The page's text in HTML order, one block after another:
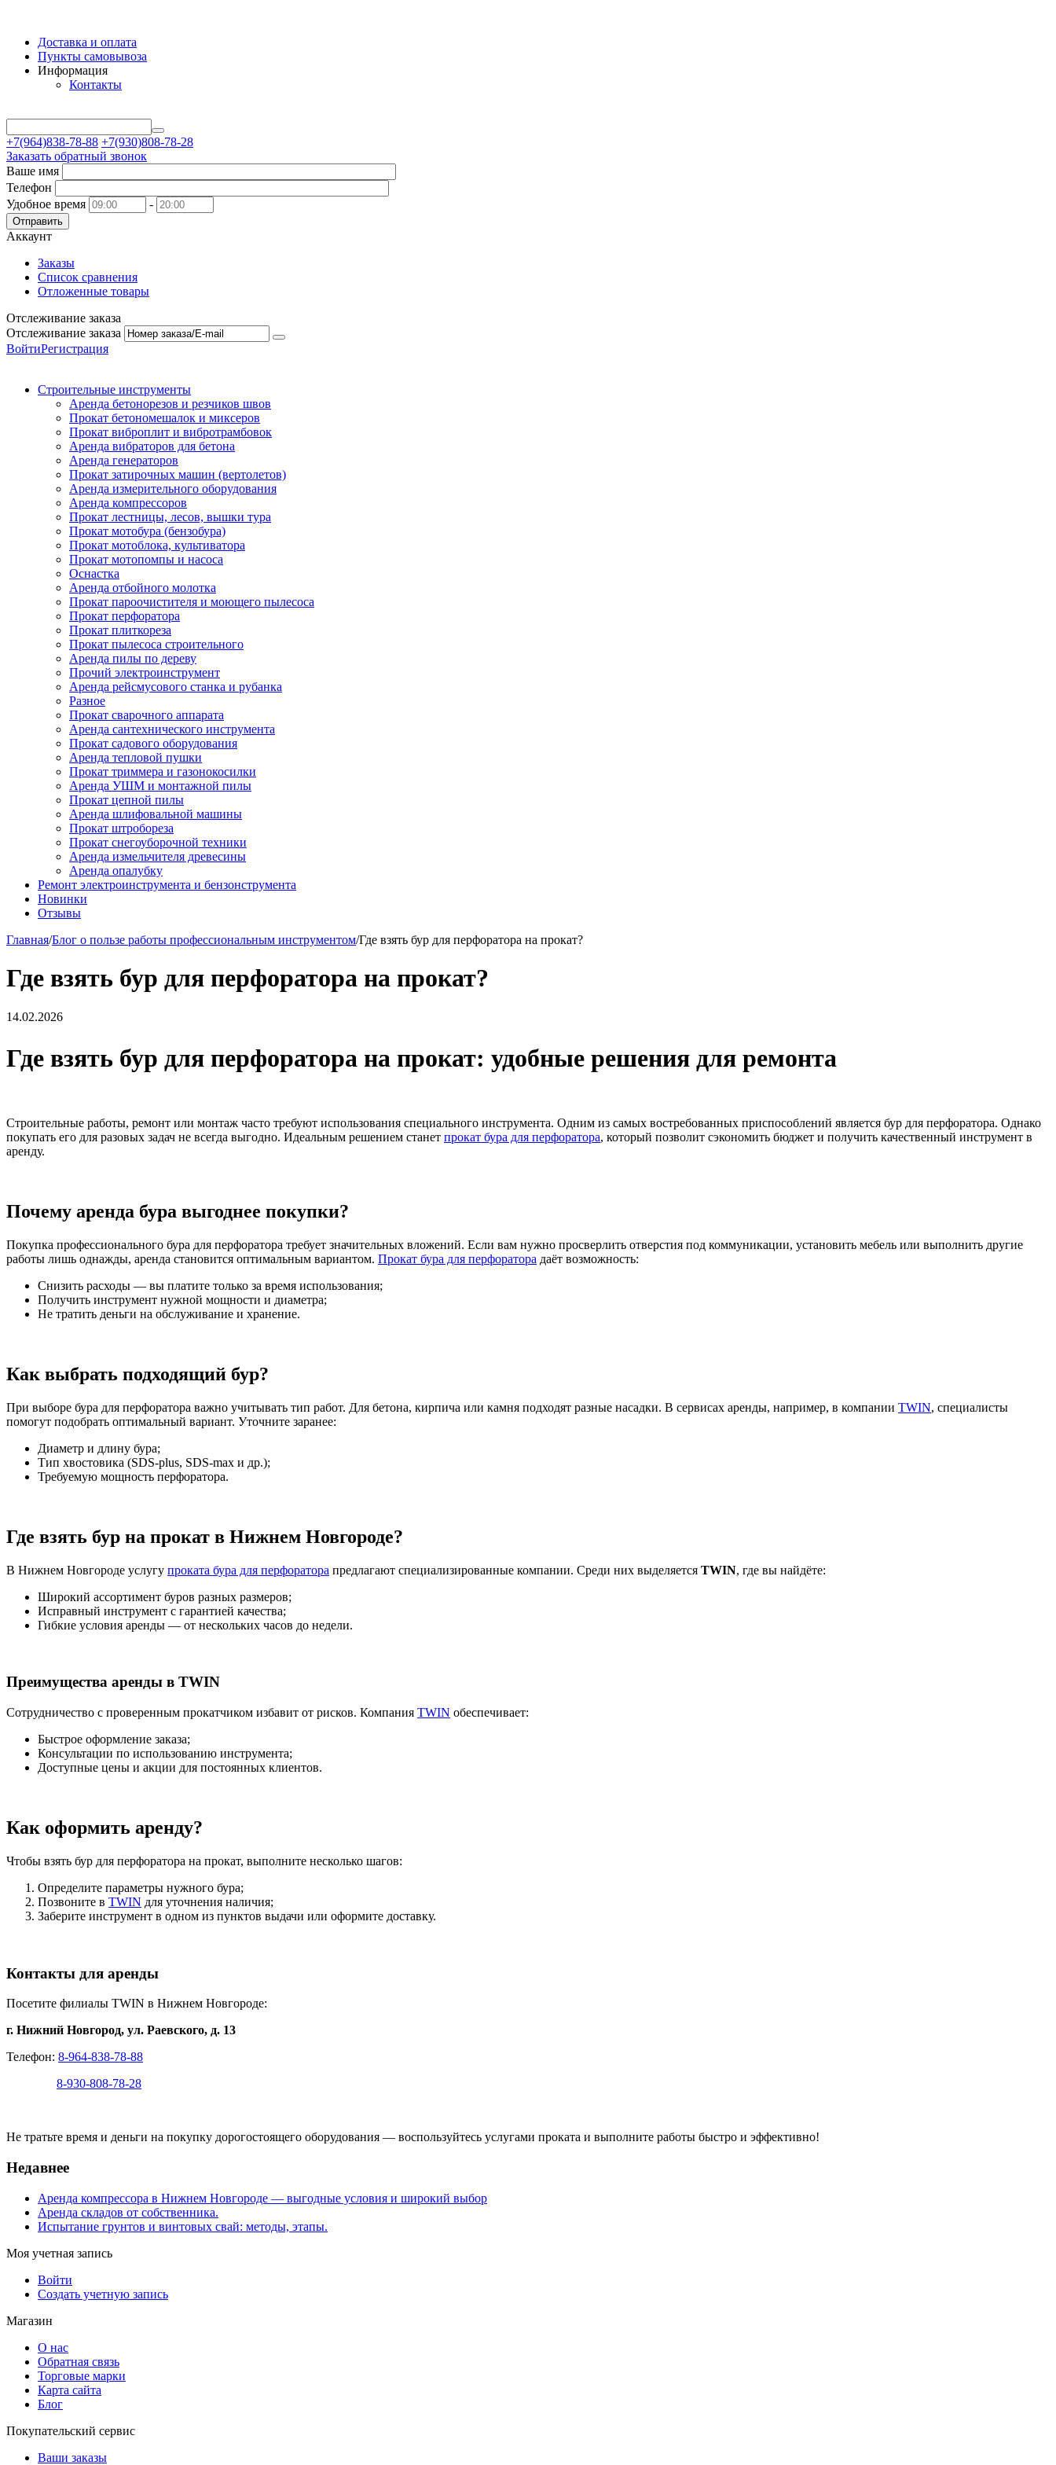
Доставка и оплата
Пункты самовывоза
Информация
Контакты
+7(964)838-78-88 +7(930)808-78-28
Заказать обратный звонок
Ваше имя
Телефон
Удобное время
-
Отправить
Аккаунт
Заказы
Список сравнения
Отложенные товары
Отслеживание заказа
Отслеживание заказа
ВойтиРегистрация
Строительные инструменты
Аренда бетонорезов и резчиков швов
Прокат бетономешалок и миксеров
Прокат виброплит и вибротрамбовок
Аренда вибраторов для бетона
Аренда генераторов
Прокат затирочных машин (вертолетов)
Аренда измерительного оборудования
Аренда компрессоров
Прокат лестницы, лесов, вышки тура
Прокат мотобура (бензобура)
Прокат мотоблока, культиватора
Прокат мотопомпы и насоса
Оснастка
Аренда отбойного молотка
Прокат пароочистителя и моющего пылесоса
Прокат перфоратора
Прокат плиткореза
Прокат пылесоса строительного
Аренда пилы по дереву
Прочий электроинструмент
Аренда рейсмусового станка и рубанка
Разное
Прокат сварочного аппарата
Аренда сантехнического инструмента
Прокат садового оборудования
Аренда тепловой пушки
Прокат триммера и газонокосилки
Аренда УШМ и монтажной пилы
Прокат цепной пилы
Аренда шлифовальной машины
Прокат штробореза
Прокат снегоуборочной техники
Аренда измельчителя древесины
Аренда опалубку
Ремонт электроинструмента и бензонструмента
Новинки
Отзывы
Главная/Блог о пользе работы профессиональным инструментом/Где взять бур для перфоратора на прокат?
Где взять бур для перфоратора на прокат?
14.02.2026
Где взять бур для перфоратора на прокат: удобные решения для ремонта
Строительные работы, ремонт или монтаж часто требуют использования специального инструмента. Одним из самых востребованных приспособлений является бур для перфоратора. Однако
покупать его для разовых задач не всегда выгодно. Идеальным решением станет прокат бура для перфоратора, который позволит сэкономить бюджет и получить качественный инструмент в
аренду.
Почему аренда бура выгоднее покупки?
Покупка профессионального бура для перфоратора требует значительных вложений. Если вам нужно просверлить отверстия под коммуникации, установить мебель или выполнить другие
работы лишь однажды, аренда становится оптимальным вариантом. Прокат бура для перфоратора даёт возможность:
Снизить расходы — вы платите только за время использования;
Получить инструмент нужной мощности и диаметра;
Не тратить деньги на обслуживание и хранение.
Как выбрать подходящий бур?
При выборе бура для перфоратора важно учитывать тип работ. Для бетона, кирпича или камня подходят разные насадки. В сервисах аренды, например, в компании TWIN, специалисты
помогут подобрать оптимальный вариант. Уточните заранее:
Диаметр и длину бура;
Тип хвостовика (SDS-plus, SDS-max и др.);
Требуемую мощность перфоратора.
Где взять бур на прокат в Нижнем Новгороде?
В Нижнем Новгороде услугу проката бура для перфоратора предлагают специализированные компании. Среди них выделяется TWIN, где вы найдёте:
Широкий ассортимент буров разных размеров;
Исправный инструмент с гарантией качества;
Гибкие условия аренды — от нескольких часов до недели.
Преимущества аренды в TWIN
Сотрудничество с проверенным прокатчиком избавит от рисков. Компания TWIN обеспечивает:
Быстрое оформление заказа;
Консультации по использованию инструмента;
Доступные цены и акции для постоянных клиентов.
Как оформить аренду?
Чтобы взять бур для перфоратора на прокат, выполните несколько шагов:
Определите параметры нужного бура;
Позвоните в TWIN для уточнения наличия;
Заберите инструмент в одном из пунктов выдачи или оформите доставку.
Контакты для аренды
Посетите филиалы TWIN в Нижнем Новгороде:
г. Нижний Новгород, ул. Раевского, д. 13
Телефон: 8-964-838-78-88
8-930-808-78-28
Не тратьте время и деньги на покупку дорогостоящего оборудования — воспользуйтесь услугами проката и выполните работы быстро и эффективно!
Недавнее
Аренда компрессора в Нижнем Новгороде — выгодные условия и широкий выбор
Аренда складов от собственника.
Испытание грунтов и винтовых свай: методы, этапы.
Моя учетная запись
Войти
Создать учетную запись
Магазин
О нас
Обратная связь
Торговые марки
Карта сайта
Блог
Покупательский сервис
Ваши заказы